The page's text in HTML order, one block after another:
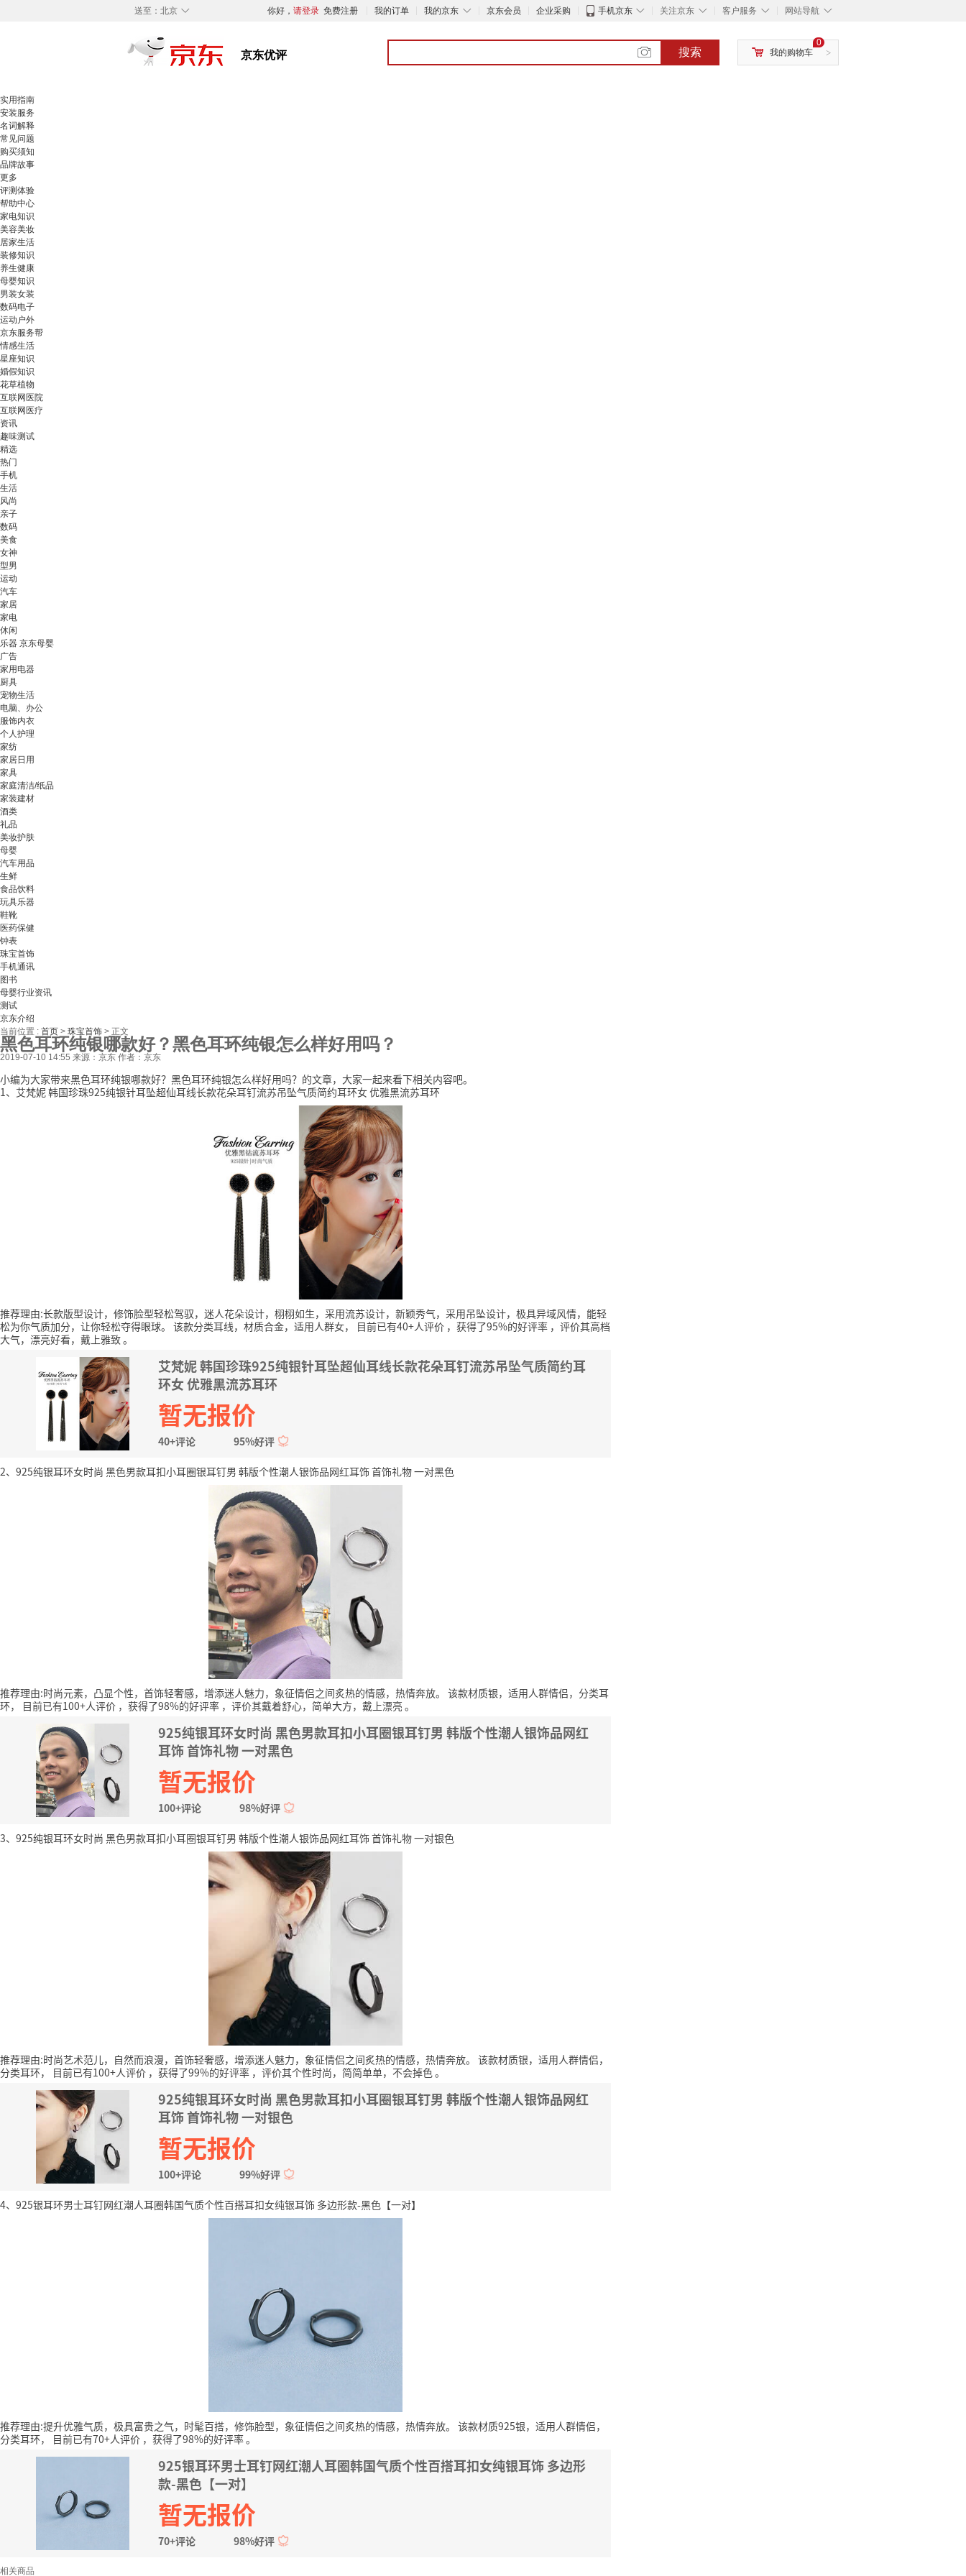
◇
送至： 北京 你好， 请登录 免费注册 我的订单 ◇
我的京东 京东会员 企业采购 ◇
手机京东 ◇
关注京东 ◇
客户服务 ◇
网站导航
搜索 >
0
我的购物车
实用指南
安装服务
名词解释
常见问题
购买须知
品牌故事
更多
评测体验
帮助中心
家电知识
美容美妆
居家生活
装修知识
养生健康
母婴知识
男装女装
数码电子
运动户外
京东服务帮
情感生活
星座知识
婚假知识
花草植物
互联网医院
互联网医疗
资讯
趣味测试
精选
热门
手机
生活
风尚
亲子
数码
美食
女神
型男
运动
汽车
家居
家电
休闲
乐器 京东母婴
广告
家用电器
厨具
宠物生活
电脑、办公
服饰内衣
个人护理
家纺
家居日用
家具
家庭清洁/纸品
家装建材
酒类
礼品
美妆护肤
母婴
汽车用品
生鲜
食品饮料
玩具乐器
鞋靴
医药保健
钟表
珠宝首饰
手机通讯
图书
母婴行业资讯
测试
京东介绍
当前位置 : 首页 > 珠宝首饰 > 正文
黑色耳环纯银哪款好？黑色耳环纯银怎么样好用吗？
2019-07-10 14:55 来源：京东 作者：京东
小编为大家带来黑色耳环纯银哪款好？黑色耳环纯银怎么样好用吗？的文章，大家一起来看下相关内容吧。
1、艾梵妮 韩国珍珠925纯银针耳坠超仙耳线长款花朵耳钉流苏吊坠气质简约耳环女 优雅黑流苏耳环
推荐理由:长款版型设计，修饰脸型轻松驾驭，迷人花朵设计，栩栩如生，采用流苏设计，新颖秀气，采用吊坠设计，极具异域风情，能轻
松为你气质加分，让你轻松夺得眼球。 该款分类耳线，材质合金，适用人群女， 目前已有40+人评价 ，获得了95%的好评率 ，评价其高档
大气，漂亮好看，戴上雅致。
艾梵妮 韩国珍珠925纯银针耳坠超仙耳线长款花朵耳钉流苏吊坠气质简约耳
环女 优雅黑流苏耳环
暂无报价
40+评论 95%好评
2、925纯银耳环女时尚 黑色男款耳扣小耳圈银耳钉男 韩版个性潮人银饰品网红耳饰 首饰礼物 一对黑色
推荐理由:时尚元素，凸显个性，首饰轻奢感，增添迷人魅力，象征情侣之间炙热的情感，热情奔放。 该款材质银，适用人群情侣，分类耳
环，
目前已有100+人评价 ，获得了98%的好评率 ，评价其戴着舒心，简单大方，戴上漂亮 。
925纯银耳环女时尚 黑色男款耳扣小耳圈银耳钉男 韩版个性潮人银饰品网红
耳饰 首饰礼物 一对黑色
暂无报价
100+评论 98%好评
3、925纯银耳环女时尚 黑色男款耳扣小耳圈银耳钉男 韩版个性潮人银饰品网红耳饰 首饰礼物 一对银色
推荐理由:时尚艺术范儿，自然而浪漫，首饰轻奢感，增添迷人魅力，象征情侣之间炙热的情感，热情奔放。 该款材质银，适用人群情侣，
分类耳环，
目前已有100+人评价 ，获得了99%的好评率 ，评价其个性时尚，简简单单，不会掉色。
925纯银耳环女时尚 黑色男款耳扣小耳圈银耳钉男 韩版个性潮人银饰品网红
耳饰 首饰礼物 一对银色
暂无报价
100+评论 99%好评
4、925银耳环男士耳钉网红潮人耳圈韩国气质个性百搭耳扣女纯银耳饰 多边形款-黑色【一对】
推荐理由:提升优雅气质，极具富贵之气，时髦百搭，修饰脸型，象征情侣之间炙热的情感，热情奔放。 该款材质925银，适用人群情侣，
分类耳环，
目前已有70+人评价 ，获得了98%的好评率。
925银耳环男士耳钉网红潮人耳圈韩国气质个性百搭耳扣女纯银耳饰 多边形
款-黑色【一对】
暂无报价
70+评论 98%好评
相关商品